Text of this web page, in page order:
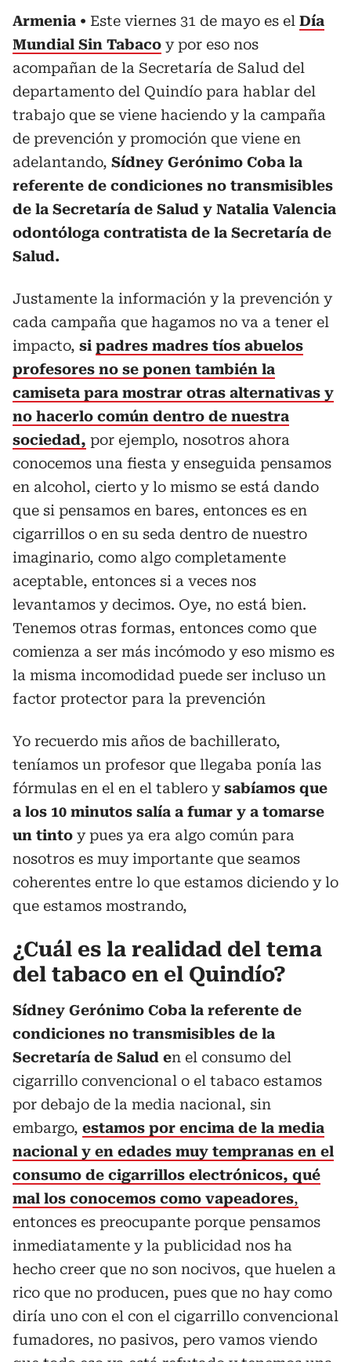
Armenia Este viernes 31 de mayo es el Día
Mundial Sin Tabaco y por eso nos
acompañan de la Secretaría de Salud del
departamento del Quindío para hablar del
trabajo que se viene haciendo y la campaña
de prevención y promoción que viene en
adelantando, Sídney Gerónimo Coba la
referente de condiciones no transmisibles
de la Secretaría de Salud y Natalia Valencia
odontóloga contratista de la Secretaría de
Salud.
Justamente la información y la prevención y
cada campaña que hagamos no va a tener el
impacto, si padres madres tíos abuelos
profesores no se ponen también la
camiseta para mostrar otras alternativas y
no hacerlo común dentro de nuestra
sociedad, por ejemplo, nosotros ahora
conocemos una fiesta y enseguida pensamos
en alcohol, cierto y lo mismo se está dando
que si pensamos en bares, entonces es en
cigarrillos o en su seda dentro de nuestro
imaginario, como algo completamente
aceptable, entonces si a veces nos
levantamos y decimos. Oye, no está bien.
Tenemos otras formas, entonces como que
comienza a ser más incómodo y eso mismo es
la misma incomodidad puede ser incluso un
factor protector para la prevención
Yo recuerdo mis años de bachillerato,
teníamos un profesor que llegaba ponía las
fórmulas en el en el tablero ysabíamos que
a los 10 minutos salía a fumar y a tomarse
un tinto y pues ya era algo común para
nosotros es muy importante que seamos
coherentes entre lo que estamos diciendo y lo
que estamos mostrando,
¿Cuál es la realidad del tema
del tabaco en el Quindío?
Sídney Gerónimo Coba la referente de
condiciones no transmisibles de la
Secretaría de Salud en el consumo del
cigarrillo convencional o el tabaco estamos
por debajo de la media nacional, sin
embargo, estamos por encima de la media
nacional y en edades muy tempranas en el
consumo de cigarrillos electrónicos, qué
mal los conocemos como vapeadores,
entonces es preocupante porque pensamos
inmediatamente y la publicidad nos ha
hecho creer que no son nocivos, que huelen a
rico que no producen, pues que no hay como
diría uno con el con el cigarrillo convencional
fumadores, no pasivos, pero vamos viendo